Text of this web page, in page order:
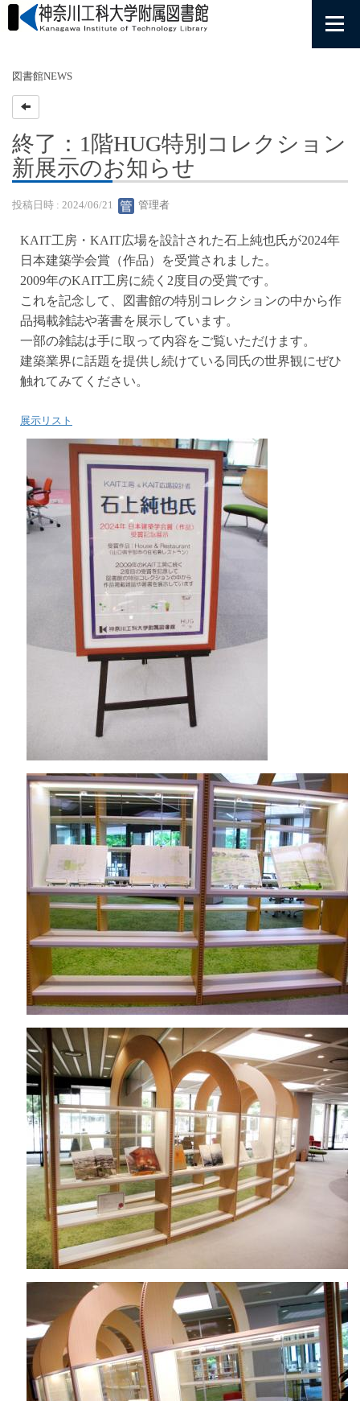
図書館NEWS
終了：1階HUG特別コレクション
新展示のお知らせ
投稿日時 : 2024/06/21 管理者
KAIT工房・KAIT広場を設計された石上純也氏が2024年
日本建築学会賞（作品）を受賞されました。
2009年のKAIT工房に続く2度目の受賞です。
これを記念して、図書館の特別コレクションの中から作
品掲載雑誌や著書を展示しています。
一部の雑誌は手に取って内容をご覧いただけます。
建築業界に話題を提供し続けている同氏の世界観にぜひ
触れてみてください。
展示リスト